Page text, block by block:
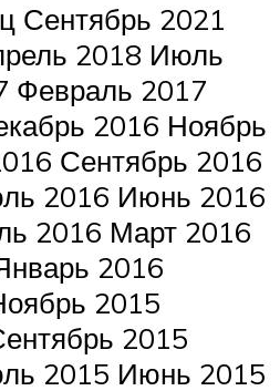
Сентябрь 2021
2018 Июль
Февраль 2017
2016 Ноябрь
Сентябрь 2016
2016 Июнь 2016
2016 Март 2016
2016
2015
2015
2015 Июнь 2015